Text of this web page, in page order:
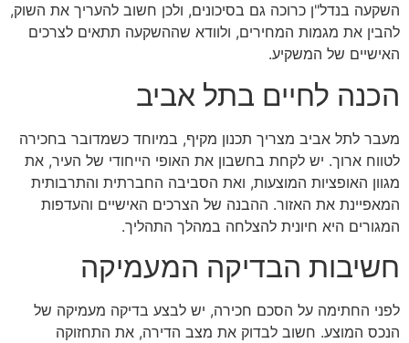
השקעה בנדל"ן כרוכה גם בסיכונים, ולכן חשוב להעריך את השוק,
להבין את מגמות המחירים, ולוודא שההשקעה תתאים לצרכים
האישיים של המשקיע.
הכנה לחיים בתל אביב
מעבר לתל אביב מצריך תכנון מקיף, במיוחד כשמדובר בחכירה
לטווח ארוך. יש לקחת בחשבון את האופי הייחודי של העיר, את
מגוון האופציות המוצעות, ואת הסביבה החברתית והתרבותית
המאפיינת את האזור. ההבנה של הצרכים האישיים והעדפות
המגורים היא חיונית להצלחה במהלך התהליך.
חשיבות הבדיקה המעמיקה
לפני החתימה על הסכם חכירה, יש לבצע בדיקה מעמיקה של
הנכס המוצע. חשוב לבדוק את מצב הדירה, את התחזוקה